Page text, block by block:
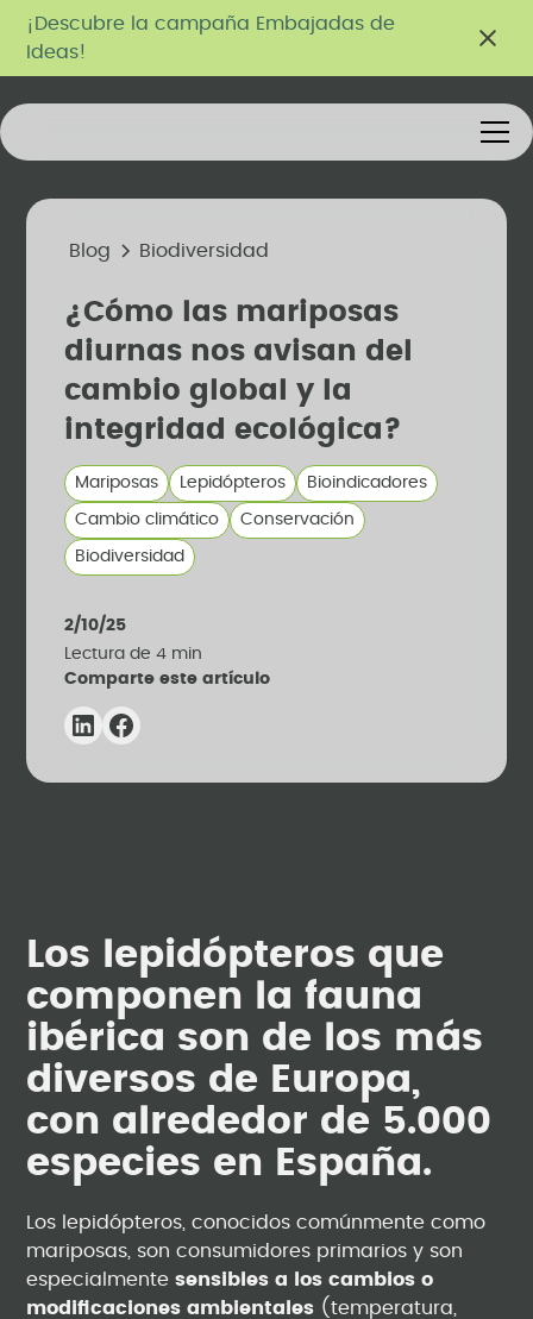
¡Descubre la campaña Embajadas de
Ideas!
Blog Biodiversidad
¿Cómo las mariposas
diurnas nos avisan del
cambio global y la
integridad ecológica?
Mariposas Lepidópteros Bioindicadores
Cambio climático Conservación
Biodiversidad
2/10/25
Lectura de4 min
Comparte este artículo
Los lepidópteros que
componen la fauna
ibérica son de los más
diversos de Europa,
con alrededor de 5.000
especies en España.
Los lepidópteros, conocidos comúnmente como
mariposas, son consumidores primarios y son
especialmentesensibles a los cambios o
modificaciones ambientales (temperatura,